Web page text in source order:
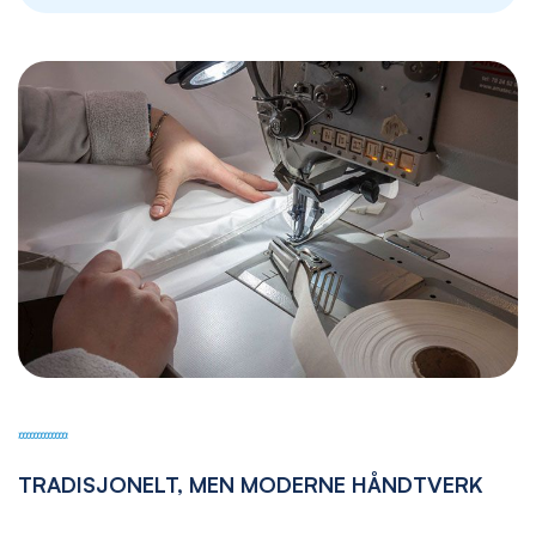
TRADISJONELT, MEN MODERNE HÅNDTVERK